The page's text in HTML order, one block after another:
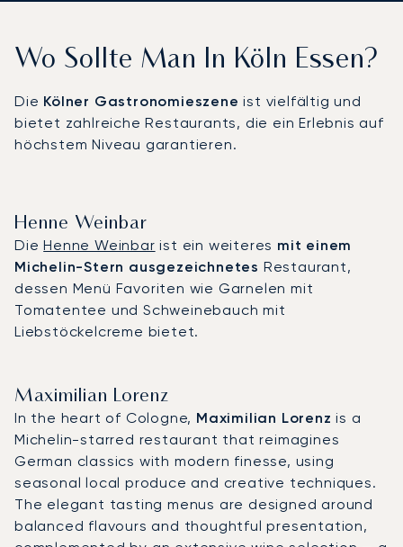
Wo Sollte Man In Köln Essen?
Die Kölner Gastronomieszene ist vielfältig und
bietet zahlreiche Restaurants, die ein Erlebnis auf
höchstem Niveau garantieren.
Henne Weinbar
DieHenne Weinbar ist ein weiteres mit einem
Michelin-Stern ausgezeichnetes Restaurant,
dessen Menü Favoriten wie Garnelen mit
Tomatentee und Schweinebauch mit
Liebstöckelcreme bietet.
Maximilian Lorenz
In the heart of Cologne, Maximilian Lorenz is a
Michelin-starred restaurant that reimagines
German classics with modern finesse, using
seasonal local produce and creative techniques.
The elegant tasting menus are designed around
balanced flavours and thoughtful presentation,